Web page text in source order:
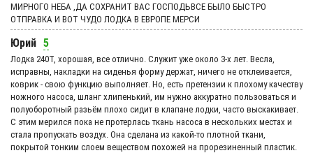
МИРНОГО НЕБА ,ДА СОХРАНИТ ВАС ГОСПОДЬВСЕ БЫЛО БЫСТРО
ОТПРАВКА И ВОТ ЧУДО ЛОДКА В ЕВРОПЕ МЕРСИ
Юрий 5
Лодка 240Т, хорошая, все отлично. Служит уже около 3-х лет. Весла,
исправны, накладки на сиденья форму держат, ничего не отклеивается,
коврик - свою функцию выполняет. Но, есть претензии к плохому качеству
ножного насоса, шланг хлипенький, им нужно аккуратно пользоваться и
полуоборотный разьём плохо сидит в клапане лодки, часто выскакивает.
С этим мерился пока не протерлась ткань насоса в нескольких местах и
стала пропускать воздух. Она сделана из какой-то плотной ткани,
покрытой тонким слоем веществом похожей на прорезиненный пластик.